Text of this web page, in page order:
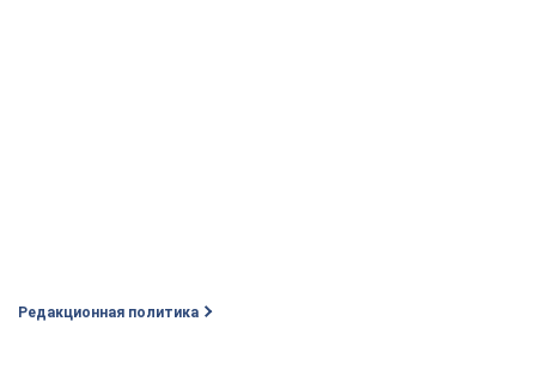
Редакционная политика